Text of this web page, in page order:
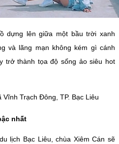
dựng lên giữa một bầu trời xanh
và lãng mạn không kém gì cánh
trở thành tọa độ sống ảo siêu hot
Trạch Đông, TP. Bạc Liêu
nhất
lịch Bạc Liêu, chùa Xiêm Cán sẽ